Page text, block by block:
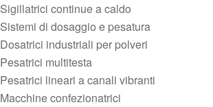
Sigillatrici continue a caldo
Sistemi di dosaggio e pesatura
Dosatrici industriali per polveri
Pesatrici multitesta
Pesatrici lineari a canali vibranti
Macchine confezionatrici